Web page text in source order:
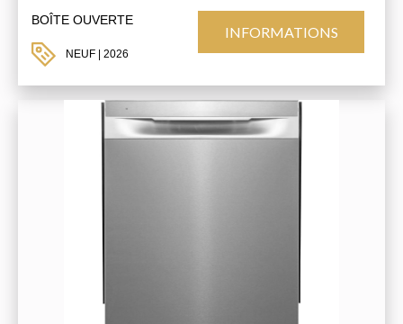
BOÎTE OUVERTE
NEUF | 2026
INFORMATIONS